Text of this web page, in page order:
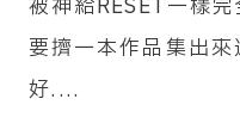
被神給RESET一樣
要擠一本作品集出
好....